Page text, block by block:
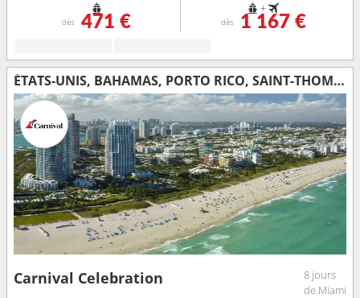
dès 471 €
+
dès 1 167 €
ÉTATS-UNIS, BAHAMAS, PORTO RICO, SAINT-THOMAS
Carnival Celebration
8 jours
de Miami